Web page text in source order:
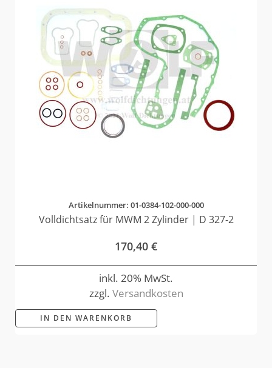
Artikelnummer: 01-0384-102-000-000
Volldichtsatz für MWM 2 Zylinder | D 327-2
170,40 €
inkl. 20% MwSt.
zzgl. Versandkosten
IN DEN WARENKORB